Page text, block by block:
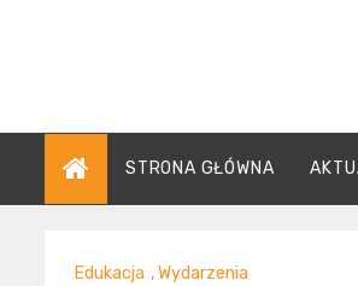
STRONA GŁÓWNA
Edukacja ,Wydarzenia